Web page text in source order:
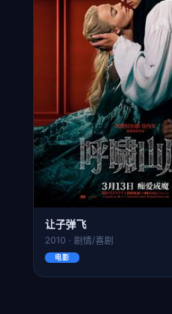
让子弹飞
2010 · 剧情/喜剧
电影